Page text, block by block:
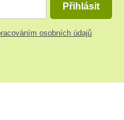
Přihlásit
osobních údajů